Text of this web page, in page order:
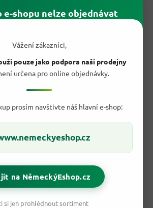
e-shopu nelze objednávat
Vážení zákazníci,
pouze jako podpora naší prodejny
určena pro online objednávky.
prosím navštivte náš hlavní e-shop:
na NěmeckýEshop.cz
Chci si jen prohlédnout sortiment
GDPR
z vadného plnění a reklamační řád